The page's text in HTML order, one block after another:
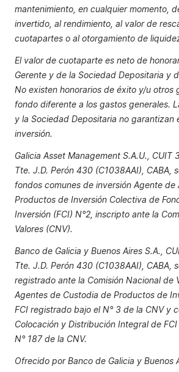
mantenimiento, en cualquier momento,
invertido, al rendimiento, al valor de
cuotapartes o al otorgamiento de
El valor de cuotaparte es neto de
Gerente y de la Sociedad Depositaria y
No existen honorarios de éxito y/u otros
fondo diferente a los gastos generales.
y la Sociedad Depositaria no garantizan
inversión.
Galicia Asset Management S.A.U., CUIT
Tte. J.D. Perón 430 (C1038AAI), CABA,
fondos comunes de inversión Agente de
Productos de Inversión Colectiva de
Inversión (FCI) N°2, inscripto ante la
Valores (CNV).
Banco de Galicia y Buenos Aires S.A.,
Tte. J.D. Perón 430 (C1038AAI), CABA,
registrado ante la Comisión Nacional de
Agentes de Custodia de Productos de
FCI registrado bajo el N° 3 de la CNV y
Colocación y Distribución Integral de
N° 187 de la CNV.
Ofrecido por Banco de Galicia y Buenos